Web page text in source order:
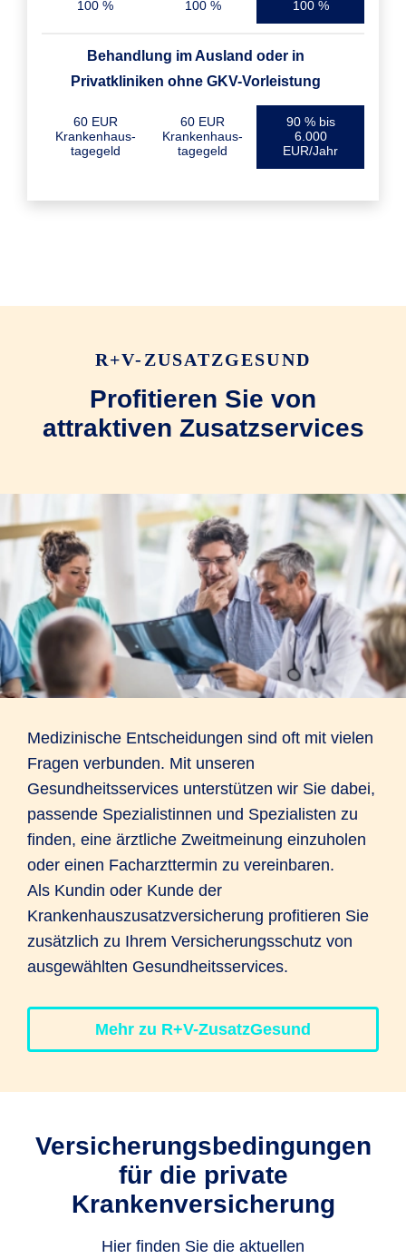
100 % 100 % 100 %
Behandlung im Ausland oder in
Privatkliniken ohne GKV-Vorleistung
60 EUR
Krankenhaus­
tagegeld
60 EUR
Krankenhaus­
tagegeld
90 % bis
6.000
EUR/Jahr
R+V-ZUSATZGESUND
Profitieren Sie von
attraktiven Zusatzservices
Medizinische Entscheidungen sind oft mit vielen
Fragen verbunden. Mit unseren
Gesundheitsservices unterstützen wir Sie dabei,
passende Spezialistinnen und Spezialisten zu
finden, eine ärztliche Zweitmeinung einzuholen
oder einen Facharzttermin zu vereinbaren.
Als Kundin oder Kunde der
Krankenhauszusatzversicherung profitieren Sie
zusätzlich zu Ihrem Versicherungsschutz von
ausgewählten Gesundheitsservices.
Mehr zu R+V-ZusatzGesund
Versicherungs­bedingungen
für die private
Krankenversicherung
Hier finden Sie die aktuellen